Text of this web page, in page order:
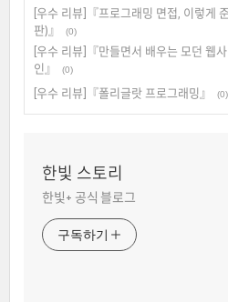
[우수 리뷰]『프로그래밍 면접, 이렇게
판)』
(0)
[우수 리뷰]『만들면서 배우는 모던 웹
인』
(0)
[우수 리뷰]『폴리글랏 프로그래밍』 (0)
한빛 스토리
한빛+ 공식 블로그
구독하기